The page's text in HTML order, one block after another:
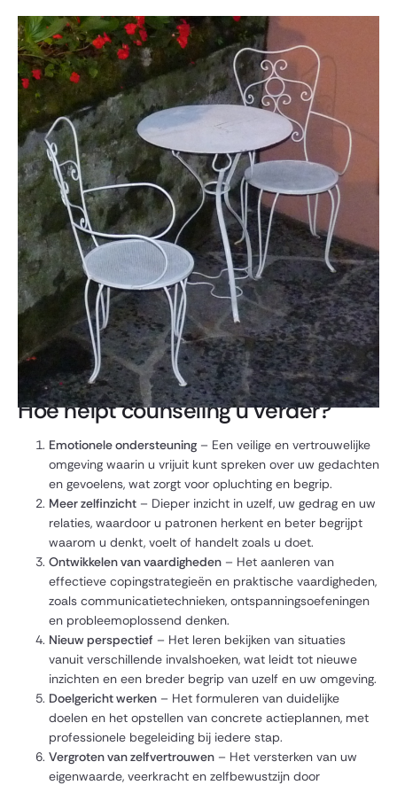
Hoe helpt counseling u verder?
Emotionele ondersteuning – Een veilige en vertrouwelijke
omgeving waarin u vrijuit kunt spreken over uw gedachten
en gevoelens, wat zorgt voor opluchting en begrip.
Meer zelfinzicht – Dieper inzicht in uzelf, uw gedrag en uw
relaties, waardoor u patronen herkent en beter begrijpt
waarom u denkt, voelt of handelt zoals u doet.
Ontwikkelen van vaardigheden – Het aanleren van
effectieve copingstrategieën en praktische vaardigheden,
zoals communicatietechnieken, ontspanningsoefeningen
en probleemoplossend denken.
Nieuw perspectief – Het leren bekijken van situaties
vanuit verschillende invalshoeken, wat leidt tot nieuwe
inzichten en een breder begrip van uzelf en uw omgeving.
Doelgericht werken – Het formuleren van duidelijke
doelen en het opstellen van concrete actieplannen, met
professionele begeleiding bij iedere stap.
Vergroten van zelfvertrouwen – Het versterken van uw
eigenwaarde, veerkracht en zelfbewustzijn door